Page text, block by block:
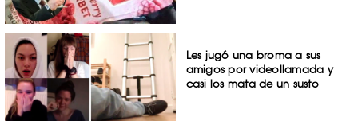
Les jugó una broma a sus
amigos por videollamada y
casi los mata de un susto